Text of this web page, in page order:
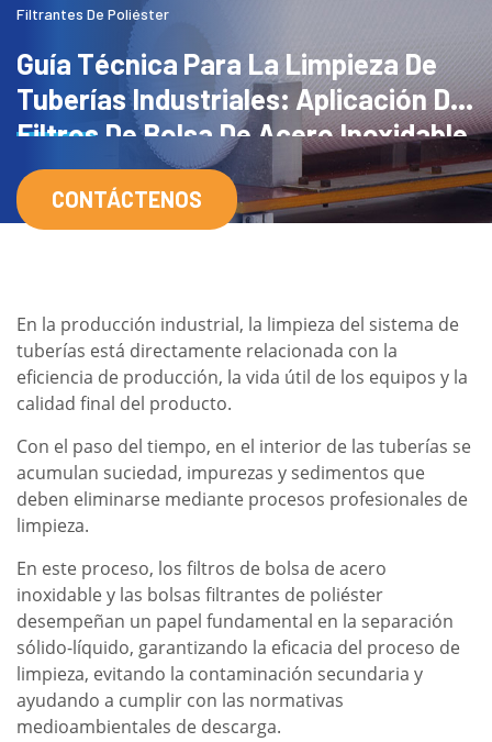
Filtrantes De Poliéster
Guía Técnica Para La Limpieza De
Tuberías Industriales: Aplicación De
Filtros De Bolsa De Acero Inoxidable
Y Bolsas Filtrantes De Poliéster
CONTÁCTENOS
En la producción industrial, la limpieza del sistema de
tuberías está directamente relacionada con la
eficiencia de producción, la vida útil de los equipos y la
calidad final del producto.
Con el paso del tiempo, en el interior de las tuberías se
acumulan suciedad, impurezas y sedimentos que
deben eliminarse mediante procesos profesionales de
limpieza.
En este proceso, los filtros de bolsa de acero
inoxidable y las bolsas filtrantes de poliéster
desempeñan un papel fundamental en la separación
sólido-líquido, garantizando la eficacia del proceso de
limpieza, evitando la contaminación secundaria y
ayudando a cumplir con las normativas
medioambientales de descarga.